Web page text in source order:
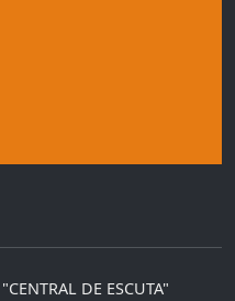
"CENTRAL DE ESCUTA"